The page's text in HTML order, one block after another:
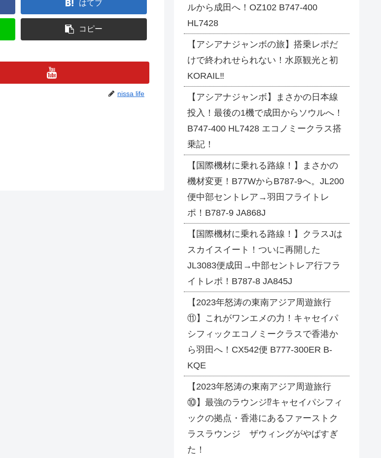
はてブ
コピー
nissa life
ルから成田へ！OZ102 B747-400
HL7428
【アシアナジャンボの旅】搭乗レポだ
けで終われせられない！水原観光と初
KORAIL‼
【アシアナジャンボ】まさかの日本線
投入！最後の1機で成田からソウルへ！
B747-400 HL7428 エコノミークラス搭
乗記！
【国際機材に乗れる路線！】まさかの
機材変更！B77WからB787-9へ。JL200
便中部セントレア→羽田フライトレ
ポ！B787-9 JA868J
【国際機材に乗れる路線！】クラスJは
スカイスイート！ついに再開した
JL3083便成田→中部セントレア行フラ
イトレポ！B787-8 JA845J
【2023年怒涛の東南アジア周遊旅行
⑪】これがワンエメの力！キャセイパ
シフィックエコノミークラスで香港か
ら羽田へ！CX542便 B777-300ER B-
KQE
【2023年怒涛の東南アジア周遊旅行
⑩】最強のラウンジ⁉キャセイパシフィ
ックの拠点・香港にあるファーストク
ラスラウンジ ザウィングがやばすぎ
た！